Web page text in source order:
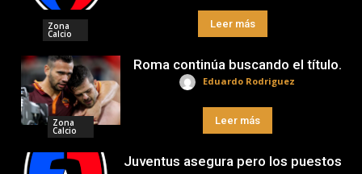
Zona
Calcio
Leer más
Zona
Calcio
Roma continúa buscando el título.
Eduardo Rodriguez
Leer más
Juventus asegura pero los puestos